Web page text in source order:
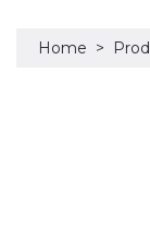
Home